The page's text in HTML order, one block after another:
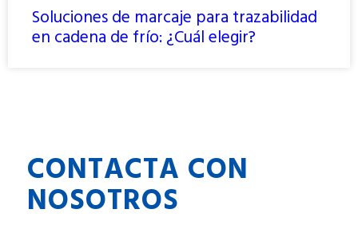
Soluciones de marcaje para trazabilidad
en cadena de frío: ¿Cuál elegir?
CONTACTA CON
NOSOTROS